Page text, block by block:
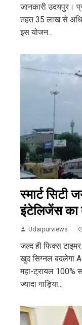
जानकारी उदयपुर।
तहत 35 लाख से
इस योजन...
स्मार्ट सिटी
इंटेलिजेंस का
Udaipurviews
जल्द ही फिक्स
खुद सिग्नल बदलेगा
महा-ट्रायल 100%
ज्यादा गाड़िया...